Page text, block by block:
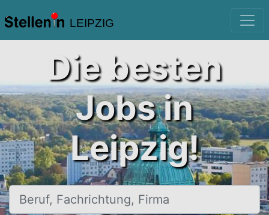
LEIPZIG
Die besten
Jobs in
Leipzig!
Beruf, Fachrichtung, Firma